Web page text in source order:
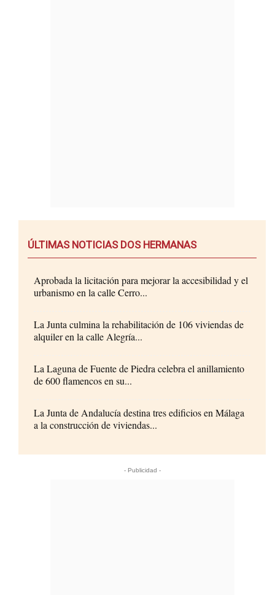
ÚLTIMAS NOTICIAS DOS HERMANAS
Aprobada la licitación para mejorar la accesibilidad y el
urbanismo en la calle Cerro...
La Junta culmina la rehabilitación de 106 viviendas de
alquiler en la calle Alegría...
La Laguna de Fuente de Piedra celebra el anillamiento
de 600 flamencos en su...
La Junta de Andalucía destina tres edificios en Málaga
a la construcción de viviendas...
- Publicidad -